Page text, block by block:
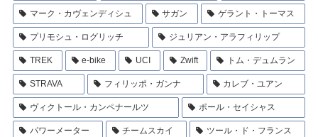
マーク・カヴェンディシュ サガン ゲラント・トーマス
プリモシュ・ログリッチ ジュリアン・アラフィリップ
TREK e-bike UCI Zwift トム・デュムラン
STRAVA フィリッポ・ガンナ カレブ・ユアン
ヴィクトール・カンペナールツ ポール・セイシャス
パワーメーター チームスカイ ツール・ド・フランス